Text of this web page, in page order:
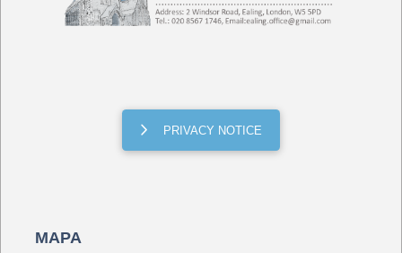
PRIVACY NOTICE
MAPA